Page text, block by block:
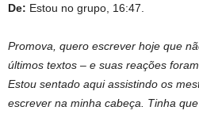
De: Estou no grupo, 16:47.
Promova, quero escrever hoje que
últimos textos – e suas reações
Estou sentado aqui assistindo os
escrever na minha cabeça. Tinha